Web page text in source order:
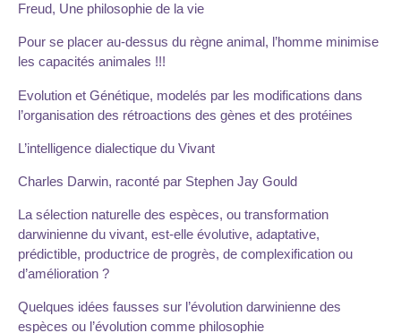
Freud, Une philosophie de la vie
Pour se placer au-dessus du règne animal, l’homme minimise
les capacités animales !!!
Evolution et Génétique, modelés par les modifications dans
l’organisation des rétroactions des gènes et des protéines
L’intelligence dialectique du Vivant
Charles Darwin, raconté par Stephen Jay Gould
La sélection naturelle des espèces, ou transformation
darwinienne du vivant, est-elle évolutive, adaptative,
prédictible, productrice de progrès, de complexification ou
d’amélioration ?
Quelques idées fausses sur l’évolution darwinienne des
espèces ou l’évolution comme philosophie